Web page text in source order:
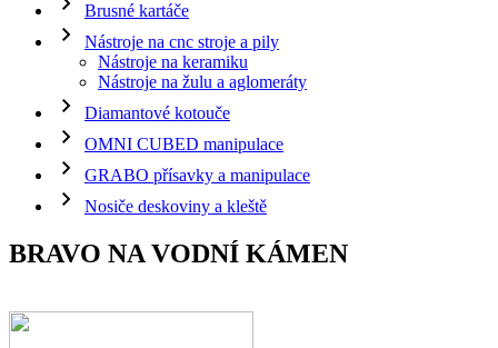
Brusné kartáče
Nástroje na cnc stroje a pily
Nástroje na keramiku
Nástroje na žulu a aglomeráty
Diamantové kotouče
OMNI CUBED manipulace
GRABO přísavky a manipulace
Nosiče deskoviny a kleště
BRAVO NA VODNÍ KÁMEN